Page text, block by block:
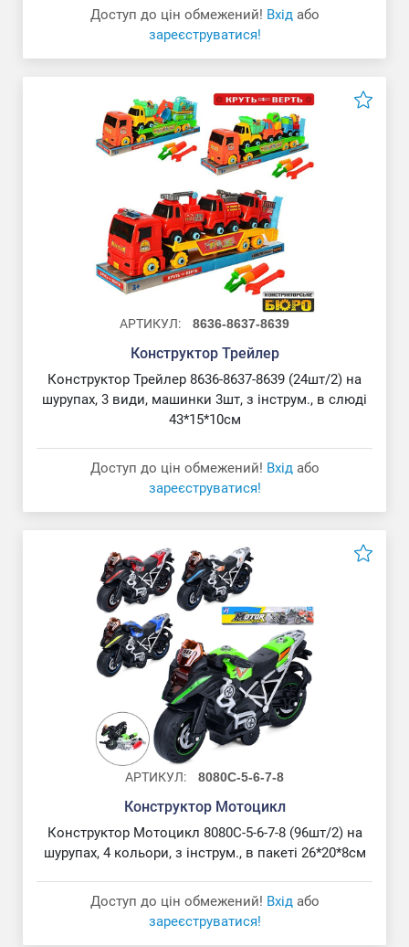
Доступ до цін обмежений! Вхід або
зареєструватися!
АРТИКУЛ: 8636-8637-8639
Конструктор Трейлер
Конструктор Трейлер 8636-8637-8639 (24шт/2) на
шурупах, 3 види, машинки 3шт, з інструм., в слюді
43*15*10см
Доступ до цін обмежений! Вхід або
зареєструватися!
АРТИКУЛ: 8080C-5-6-7-8
Конструктор Мотоцикл
Конструктор Мотоцикл 8080C-5-6-7-8 (96шт/2) на
шурупах, 4 кольори, з інструм., в пакеті 26*20*8см
Доступ до цін обмежений! Вхід або
зареєструватися!